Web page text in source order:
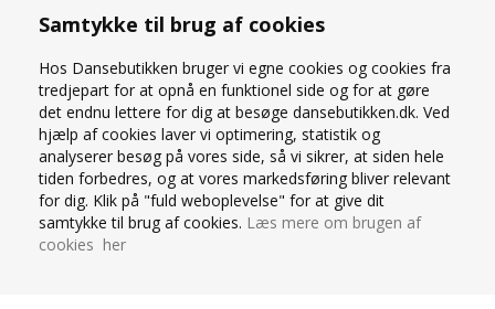
Samtykke til brug af cookies
Hos Dansebutikken bruger vi egne cookies og cookies fra
tredjepart for at opnå en funktionel side og for at gøre
det endnu lettere for dig at besøge dansebutikken.dk. Ved
hjælp af cookies laver vi optimering, statistik og
analyserer besøg på vores side, så vi sikrer, at siden hele
tiden forbedres, og at vores markedsføring bliver relevant
for dig. Klik på "fuld weboplevelse" for at give dit
samtykke til brug af cookies. Læs mere om brugen af
cookies her
gymnastik
XS/S - længde 30 cm
M/L længde 35 cm
SPØRG OS